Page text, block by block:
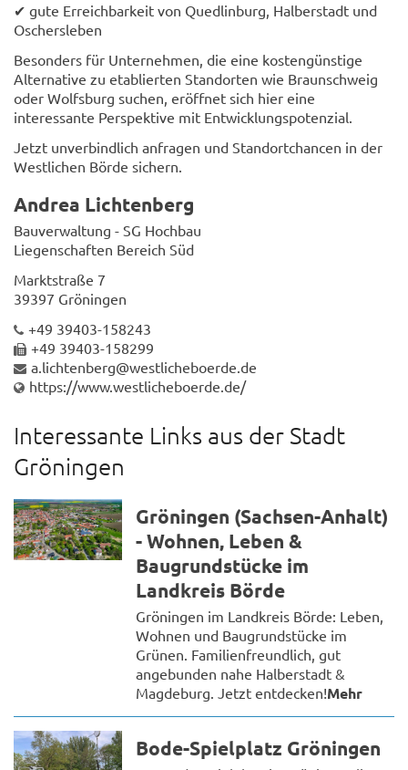
✔ gute Erreichbarkeit von Quedlinburg, Halberstadt und
Oschersleben
Besonders für Unternehmen, die eine kostengünstige
Alternative zu etablierten Standorten wie Braunschweig
oder Wolfsburg suchen, eröffnet sich hier eine
interessante Perspektive mit Entwicklungspotenzial.
Jetzt unverbindlich anfragen und Standortchancen in der
Westlichen Börde sichern.
Andrea Lichtenberg
Bauverwaltung - SG Hochbau
Liegenschaften Bereich Süd
Marktstraße 7
39397 Gröningen
+49 39403-158243
+49 39403-158299
a.lichtenberg@westlicheboerde.de
https://www.westlicheboerde.de/
Interessante Links aus der Stadt
Gröningen
Gröningen (Sachsen-Anhalt)
- Wohnen, Leben &
Baugrundstücke im
Landkreis Börde
Gröningen im Landkreis Börde: Leben,
Wohnen und Baugrundstücke im
Grünen. Familienfreundlich, gut
angebunden nahe Halberstadt &
Magdeburg. Jetzt entdecken!Mehr
Bode-Spielplatz Gröningen